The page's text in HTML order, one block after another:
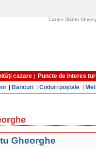
Cazare Sfântu
cazare |
Puncte de interes
| Bancuri | Coduri poştale |
Gheorghe